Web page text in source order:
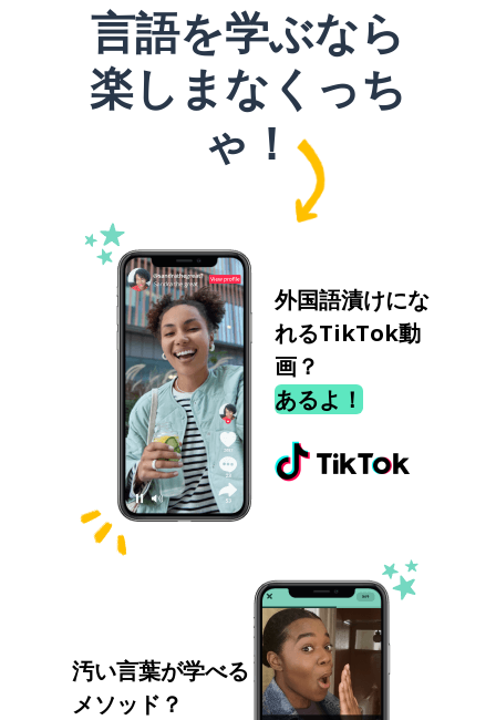
言語を学ぶなら
楽しまなくっち
ゃ！
外国語漬けにな
れるTikTok動
画？
あるよ！
汚い言葉が学べる
メソッド？